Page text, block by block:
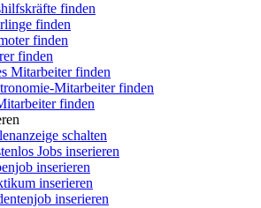
finden
finden
finden
finden
Mitarbeiter finden
Mitarbeiter finden
finden
schalten
Jobs inserieren
inserieren
inserieren
inserieren